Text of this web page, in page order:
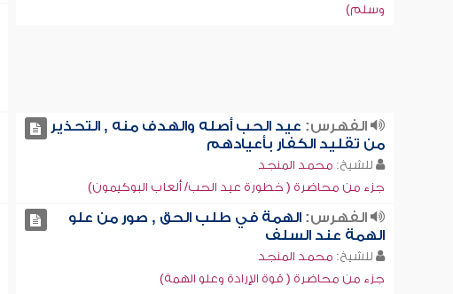
وسلم)
الفهرس: عيد الحب أصله والهدف منه , التحذير
من تقليد الكفار بأعيادهم
للشيخ: محمد المنجد
جزء من محاضرة ( خطورة عيد الحب/ ألعاب البوكيمون)
الفهرس:الهمة في طلب الحق , صور من علو
الهمة عند السلف
للشيخ: محمد المنجد
جزء من محاضرة ( قوة الإرادة وعلو الهمة)